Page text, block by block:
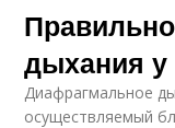
дыхания у
Диафрагмальное
осуществляемый